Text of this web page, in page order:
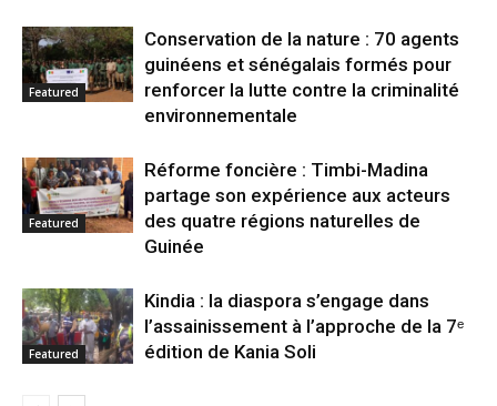
Featured
Conservation de la nature : 70 agents
guinéens et sénégalais formés pour
renforcer la lutte contre la criminalité
environnementale
Featured
Réforme foncière : Timbi-Madina
partage son expérience aux acteurs
des quatre régions naturelles de
Guinée
Featured
Kindia : la diaspora s’engage dans
l’assainissement à l’approche de la 7ᵉ
édition de Kania Soli